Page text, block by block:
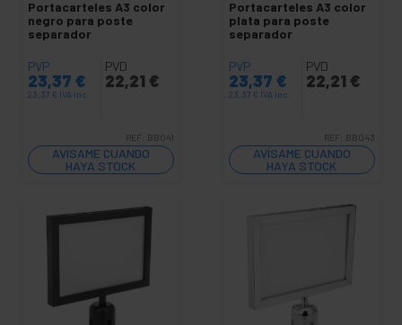
Portacarteles A3 color
negro para poste
separador
PVP
23,37 €
23,37 € IVA inc.
PVD
22,21 €
REF: BB041
AVÍSAME CUANDO
HAYA STOCK
Portacarteles A3 color
plata para poste
separador
PVP
23,37 €
23,37 € IVA inc.
PVD
22,21 €
REF: BB043
AVÍSAME CUANDO
HAYA STOCK